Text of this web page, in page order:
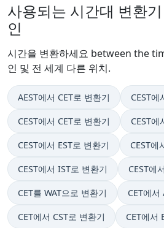
사용되는 시간대 변환
인
시간을 변환하세요 between the
인 및 전 세계 다른 위치.
AEST에서 CET로 변환기 CEST에
CEST에서 CET로 변환기 CEST에
CEST에서 EST로 변환기 CEST에
CEST에서 IST로 변환기 CEST에
CET를 WAT으로 변환기 CET에서
CET에서 CST로 변환기 CET에서